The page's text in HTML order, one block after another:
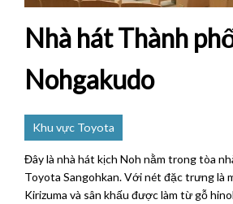
Nhà hát Thành
Nohgakudo
Khu vực Toyota
Đây là nhà hát kịch Noh nằm trong tòa
Toyota Sangohkan. Với nét đặc trưng là
Kirizuma và sân khấu được làm từ gỗ